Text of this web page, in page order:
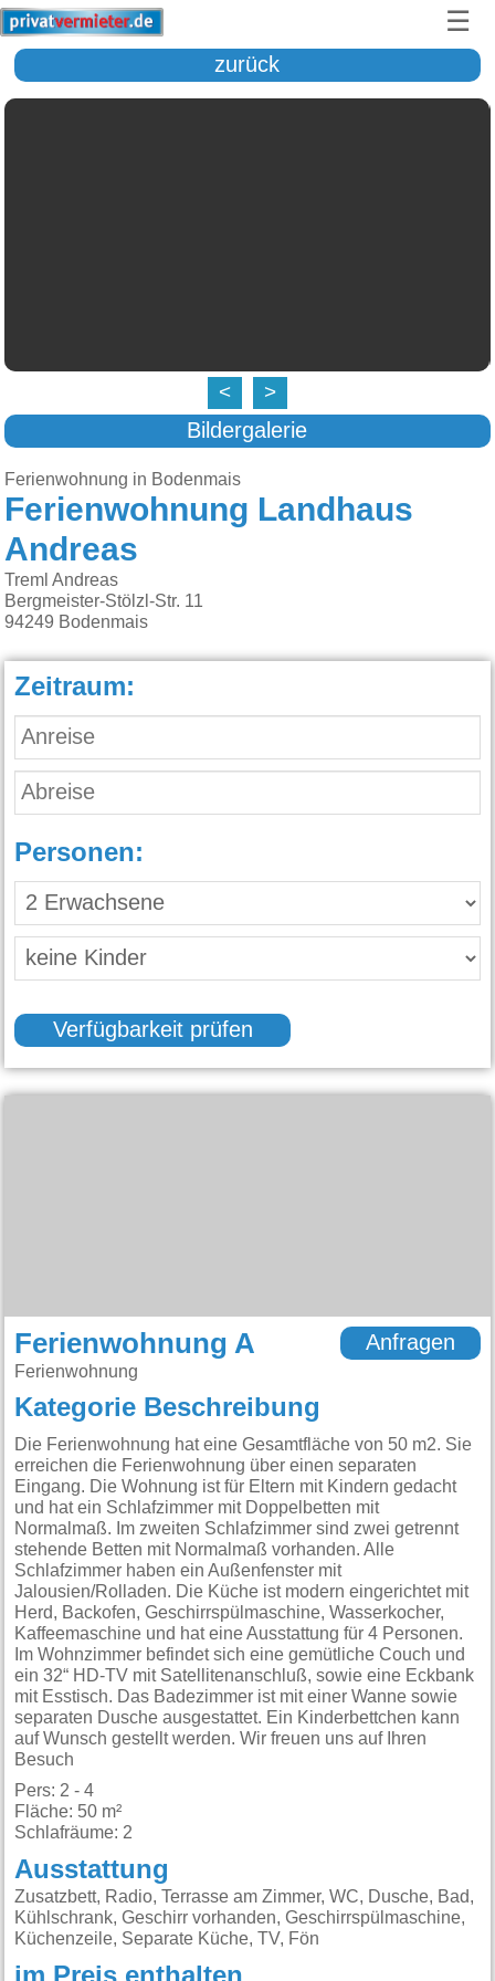
☰
zurück
< >
Bildergalerie
Ferienwohnung in Bodenmais
Ferienwohnung Landhaus
Andreas
Treml Andreas
Bergmeister-Stölzl-Str. 11
94249 Bodenmais
Zeitraum:
Personen:
Verfügbarkeit prüfen
Ferienwohnung A
Ferienwohnung
Anfragen
Kategorie Beschreibung
Die Ferienwohnung hat eine Gesamtfläche von 50 m2. Sie
erreichen die Ferienwohnung über einen separaten
Eingang. Die Wohnung ist für Eltern mit Kindern gedacht
und hat ein Schlafzimmer mit Doppelbetten mit
Normalmaß. Im zweiten Schlafzimmer sind zwei getrennt
stehende Betten mit Normalmaß vorhanden. Alle
Schlafzimmer haben ein Außenfenster mit
Jalousien/Rolladen. Die Küche ist modern eingerichtet mit
Herd, Backofen, Geschirrspülmaschine, Wasserkocher,
Kaffeemaschine und hat eine Ausstattung für 4 Personen.
Im Wohnzimmer befindet sich eine gemütliche Couch und
ein 32“ HD-TV mit Satellitenanschluß, sowie eine Eckbank
mit Esstisch. Das Badezimmer ist mit einer Wanne sowie
separaten Dusche ausgestattet. Ein Kinderbettchen kann
auf Wunsch gestellt werden. Wir freuen uns auf Ihren
Besuch
Pers: 2 - 4
Fläche: 50 m²
Schlafräume: 2
Ausstattung
Zusatzbett, Radio, Terrasse am Zimmer, WC, Dusche, Bad,
Kühlschrank, Geschirr vorhanden, Geschirrspülmaschine,
Küchenzeile, Separate Küche, TV, Fön